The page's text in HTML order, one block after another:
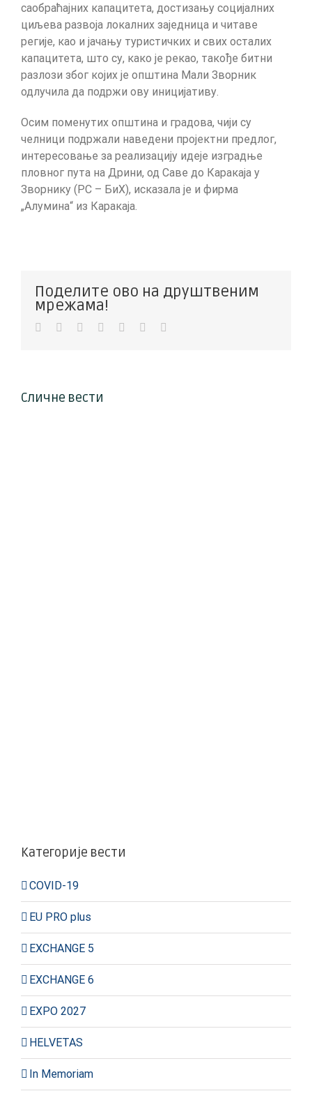
саобраћајних капацитета, достизању социјалних
циљева развоја локалних заједница и читаве
регије, као и јачању туристичких и свих осталих
капацитета, што су, како је рекао, такође битни
разлози због којих је општина Мали Зворник
одлучила да подржи ову иницијативу.
Осим поменутих општина и градова, чији су
челници подржали наведени пројектни предлог,
интересовање за реализацију идеје изградње
пловног пута на Дрини, од Саве до Каракаја у
Зворнику (РС – БиХ), исказала је и фирма
„Алумина“ из Каракаја.
Поделите ово на друштвеним
мрежама!
Facebook
TwitterLinkedInWhatsAppPinterest
Сличне вести
Категорије вести
COVID-19
EU PRO plus
EXCHANGE 5
EXCHANGE 6
EXPO 2027
HELVETAS
In Memoriam